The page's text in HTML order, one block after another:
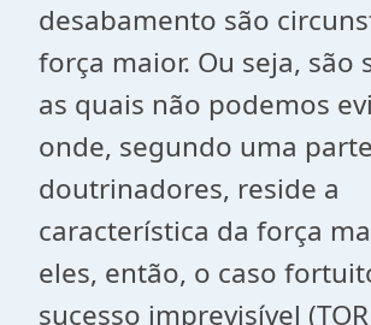
desabamento são
força maior. Ou seja, são
as quais não podemos
onde, segundo uma
doutrinadores, reside a
característica da força
eles, então, o caso
sucesso imprevisível